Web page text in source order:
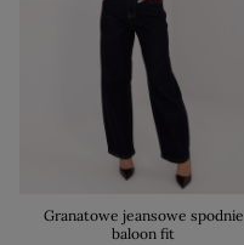
Granatowe jeansowe spodnie
baloon fit